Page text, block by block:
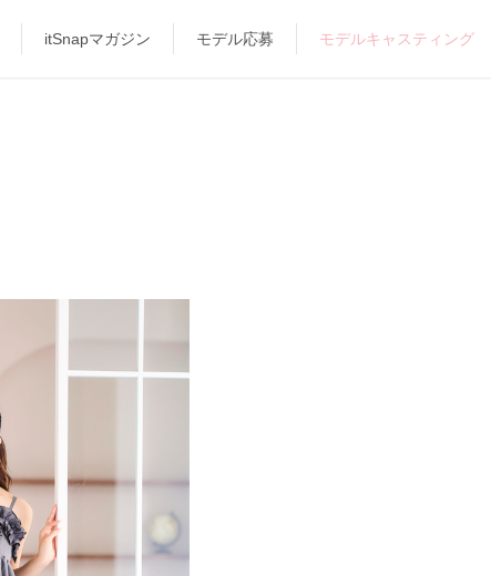
itSnapマガジン モデル応募 モデルキャスティング